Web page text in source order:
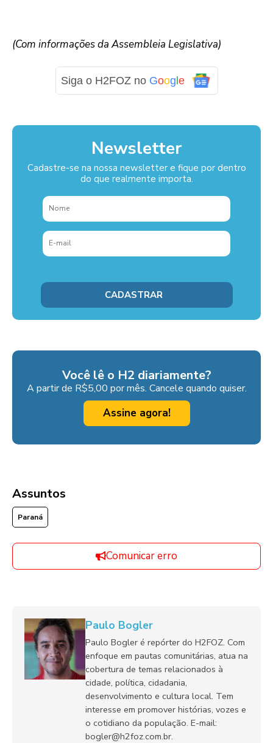
(Com informações da Assembleia Legislativa)
Siga o H2FOZ no Goog e
Newsletter
Cadastre-se na nossa newsletter e fique por dentro
do que realmente importa.
Você lê o H2 diariamente?
A partir de R$5,00 por mês. Cancele quando quiser.
Assine agora!
Assuntos
Paraná
Comunicar erro
Paulo Bogler
Paulo Bogler é repórter do H2FOZ. Com
enfoque em pautas comunitárias, atua na
cobertura de temas relacionados à
cidade, política, cidadania,
desenvolvimento e cultura local. Tem
interesse em promover histórias, vozes e
o cotidiano da população. E-mail:
bogler@h2foz.com.br.